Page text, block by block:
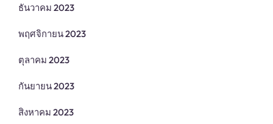
ธันวาคม 2023
พฤศจิกายน 2023
ตุลาคม 2023
กันยายน 2023
สิงหาคม 2023